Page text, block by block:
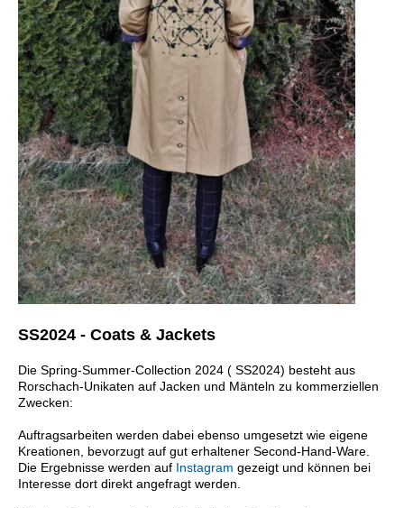
SS2024 - Coats & Jackets
Die Spring-Summer-Collection 2024 ( SS2024) besteht aus
Rorschach-Unikaten auf Jacken und Mänteln zu kommerziellen
Zwecken:
Auftragsarbeiten werden dabei ebenso umgesetzt wie eigene
Kreationen, bevorzugt auf gut erhaltener Second-Hand-Ware.
Die Ergebnisse werden auf Instagram gezeigt und können bei
Interesse dort direkt angefragt werden.